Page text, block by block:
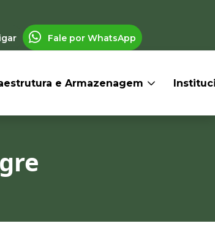
Fale por WhatsApp
e Armazenagem